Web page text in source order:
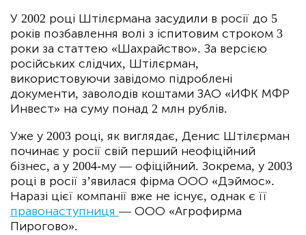
У 2002 році Штілєрмана засудили в росії до 5
років позбавлення волі з іспитовим строком 3
роки за статтею «Шахрайство». За версією
російських слідчих, Штілєрман,
використовуючи завідомо підроблені
документи, заволодів коштами ЗАО «ИФК МФР
Инвест» на суму понад 2 млн рублів.
Уже у 2003 році, як виглядає, Денис Штілєрман
починає у росії свій перший неофіційний
бізнес, а у 2004-му — офіційний. Зокрема, у 2003
році в росії з’явилася фірма ООО «Дэймос».
Наразі цієї компанії вже не існує, однак є її
правонаступниця— ООО «Агрофирма
Пирогово».